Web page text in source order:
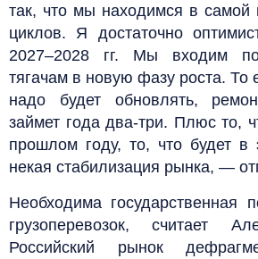
так, что мы находимся в самой
циклов. Я достаточно
2027–2028 гг. Мы входим
тягачам в новую фазу роста. То
надо будет обновлять,
займет года два-три. Плюс то,
прошлом году, то, что будет
некая стабилизация рынка, —
Необходима государственная
грузоперевозок, считает
Российский рынок